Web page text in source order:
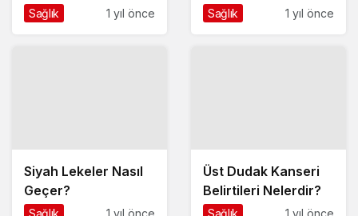
Sağlık 1 yıl önce
Gelmesi
Sağlık 1 yıl önce
Siyah Lekeler Nasıl
Geçer?
Üst Dudak Kanseri
Belirtileri Nelerdir?